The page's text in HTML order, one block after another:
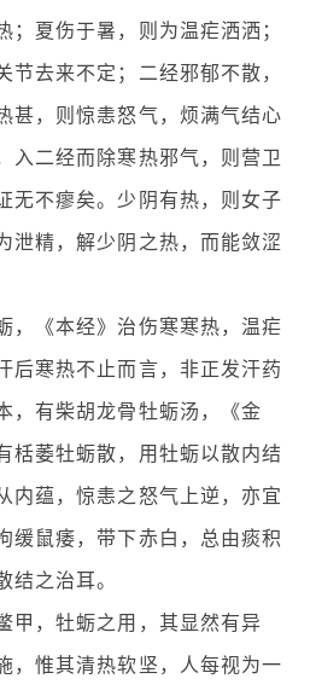
；夏伤于暑，则为温疟洒洒；
节去来不定；二经邪郁不散，
甚，则惊恚怒气，烦满气结心
入二经而除寒热邪气，则营卫
无不瘳矣。少阴有热，则女子
泄精，解少阴之热，而能敛涩
，《本经》治伤寒寒热，温疟
后寒热不止而言，非正发汗药
，有柴胡龙骨牡蛎汤，《金
栝萎牡蛎散，用牡蛎以散内结
内蕴，惊恚之怒气上逆，亦宜
缓鼠痿，带下赤白，总由痰积
结之治耳。
甲，牡蛎之用，其显然有异
，惟其清热软坚，人每视为一